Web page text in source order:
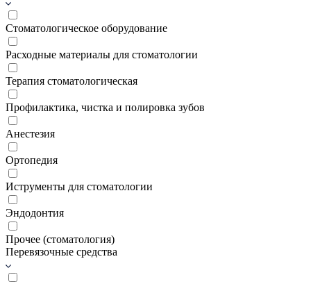
Стоматологическое оборудование
Расходные материалы для стоматологии
Терапия стоматологическая
Профилактика, чистка и полировка зубов
Анестезия
Ортопедия
Иструменты для стоматологии
Эндодонтия
Прочее (стоматология)
Перевязочные средства